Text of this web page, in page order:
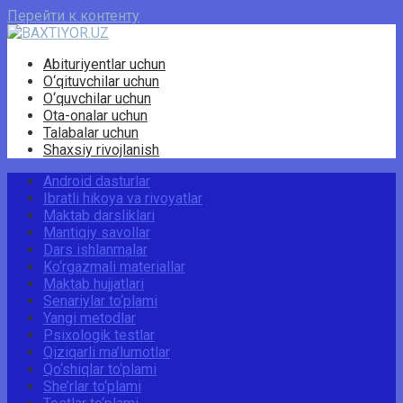
Перейти к контенту
Abituriyentlar uchun
O‘qituvchilar uchun
O‘quvchilar uchun
Ota-onalar uchun
Talabalar uchun
Shaxsiy rivojlanish
Android dasturlar
Ibratli hikoya va rivoyatlar
Maktab darsliklari
Mantiqiy savollar
Dars ishlanmalar
Ko‘rgazmali materiallar
Maktab hujjatlari
Senariylar to‘plami
Yangi metodlar
Psixologik testlar
Qiziqarli ma’lumotlar
Qo‘shiqlar to‘plami
She’rlar to‘plami